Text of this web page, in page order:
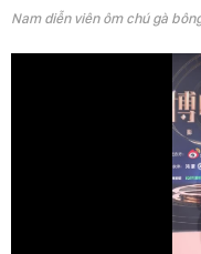
Nam diễn viên ôm chú gà